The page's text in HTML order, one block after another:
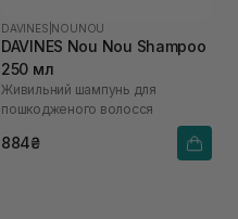
DAVINES NOUNOU
DAVINES Nou Nou Shampoo
250 мл
Живильний шампунь для
пошкодженого волосся
884₴